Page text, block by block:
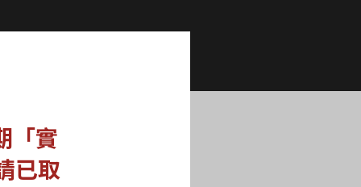
「實
已取